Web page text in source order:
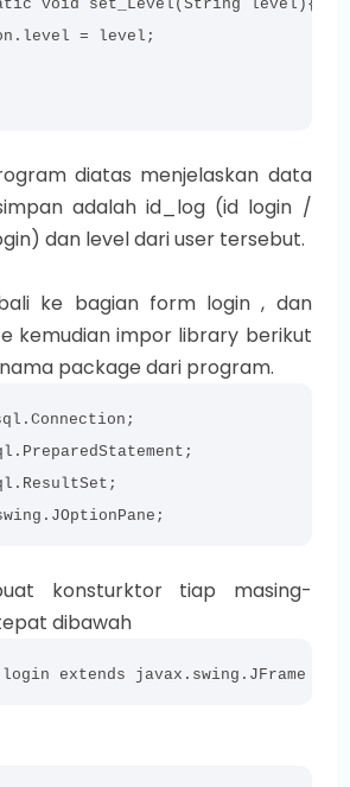
void set_Level(String level){
= level;
diatas menjelaskan data
adalah id_log (id login /
dan level dari user tersebut.
ke bagian form login , dan
kemudian impor library berikut
package dari program.
konsturktor tiap masing-
dibawah
extends javax.swing.JFrame {